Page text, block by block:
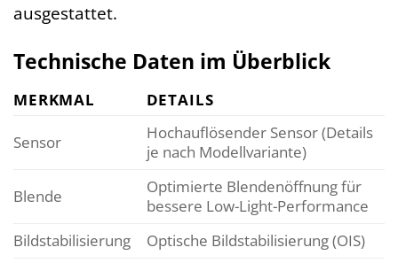
ausgestattet.
Technische Daten im Überblick
MERKMAL DETAILS
Sensor
Hochauflösender Sensor (Details
je nach Modellvariante)
Blende
Optimierte Blendenöffnung für
bessere Low-Light-Performance
Bildstabilisierung
Optische Bildstabilisierung (OIS)